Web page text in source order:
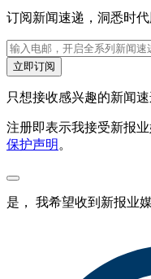
订阅新闻速递，洞悉时代
立即订阅
只想接收感兴趣的新闻速
注册即表示我接受新报
保护声明 。
是， 我希望收到新报业